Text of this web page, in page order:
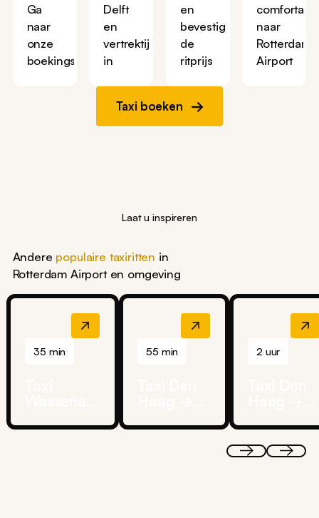
Ga
naar
onze
boekingspagina
Delft
en
vertrektijd
in
en
bevestig
de
ritprijs
naar
Rotterdam
Airport
Taxi boeken
Laat u inspireren
Andere populaire taxiritten in
Rotterdam Airport en omgeving
35 min
Schiphol
55 min
Maxima
2 uur
Airport